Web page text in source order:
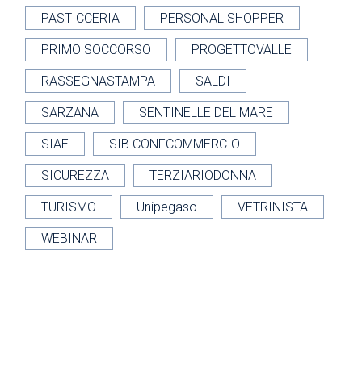
PASTICCERIA PERSONAL SHOPPER
PRIMO SOCCORSO PROGETTOVALLE
RASSEGNASTAMPA SALDI
SARZANA SENTINELLE DEL MARE
SIAE SIB CONFCOMMERCIO
SICUREZZA TERZIARIODONNA
TURISMO Unipegaso VETRINISTA
WEBINAR